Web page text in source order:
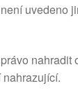
uvedeno
nahradit